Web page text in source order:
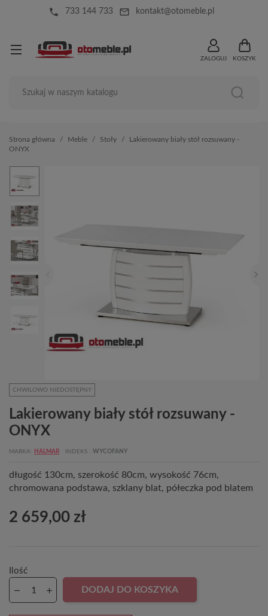
local_phone 733 144 733 mail_outline kontakt@otomeble.pl
ZALOGUJ KOSZYK
Strona główna Meble Stoły
Lakierowany biały stół rozsuwany -
ONYX
CHWILOWO NIEDOSTĘPNY
Lakierowany biały stół rozsuwany -
ONYX
MARKA HALMAR INDEKS WYCOFANY
długość 130cm, szerokość 80cm, wysokość 76cm,
chromowana podstawa, szklany blat, półeczka pod blatem
2 659,00 zł
Ilość
DODAJ DO KOSZYKA